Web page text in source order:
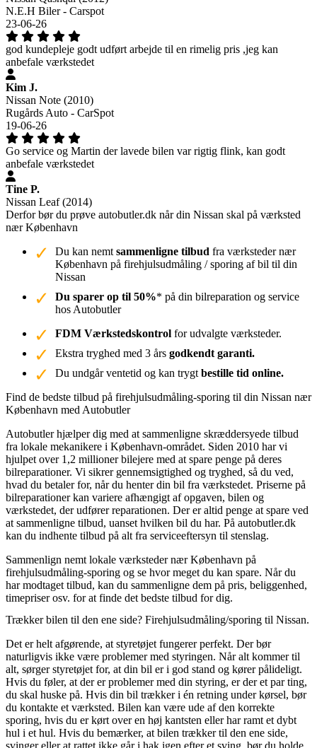
N.E.H Biler - Carspot
23-06-26
god kundepleje godt udført arbejde til en rimelig pris ,jeg kan
anbefale værkstedet
Kim J.
Nissan Note (2010)
Rugårds Auto - CarSpot
19-06-26
Go service og Martin der lavede bilen var rigtig flink, kan godt
anbefale værkstedet
Tine P.
Nissan Leaf (2014)
Derfor bør du prøve autobutler.dk når din Nissan skal på værksted
nær København
Du kan nemt sammenligne tilbud fra værksteder nær
København på firehjulsudmåling / sporing af bil til din
Nissan
Du sparer op til 50%* på din bilreparation og service
hos Autobutler
FDM Værkstedskontrol for udvalgte værksteder.
Ekstra tryghed med 3 års godkendt garanti.
Du undgår ventetid og kan trygt bestille tid online.
Find de bedste tilbud på firehjulsudmåling-sporing til din Nissan nær
København med Autobutler
Autobutler hjælper dig med at sammenligne skræddersyede tilbud
fra lokale mekanikere i København-området. Siden 2010 har vi
hjulpet over 1,2 millioner bilejere med at spare penge på deres
bilreparationer. Vi sikrer gennemsigtighed og tryghed, så du ved,
hvad du betaler for, når du henter din bil fra værkstedet. Priserne på
bilreparationer kan variere afhængigt af opgaven, bilen og
værkstedet, der udfører reparationen. Der er altid penge at spare ved
at sammenligne tilbud, uanset hvilken bil du har. På autobutler.dk
kan du indhente tilbud på alt fra serviceeftersyn til stenslag.
Sammenlign nemt lokale værksteder nær København på
firehjulsudmåling-sporing og se hvor meget du kan spare. Når du
har modtaget tilbud, kan du sammenligne dem på pris, beliggenhed,
timepriser osv. for at finde det bedste tilbud for dig.
Trækker bilen til den ene side? Firehjulsudmåling/sporing til Nissan.
Det er helt afgørende, at styretøjet fungerer perfekt. Der bør
naturligvis ikke være problemer med styringen. Når alt kommer til
alt, sørger styretøjet for, at din bil er i god stand og kører pålideligt.
Hvis du føler, at der er problemer med din styring, er der et par ting,
du skal huske på. Hvis din bil trækker i én retning under kørsel, bør
du kontakte et værksted. Bilen kan være ude af den korrekte
sporing, hvis du er kørt over en høj kantsten eller har ramt et dybt
hul i et hul. Hvis du bemærker, at bilen trækker til den ene side,
svinger eller at rattet ikke går i hak igen efter et sving, bør du holde